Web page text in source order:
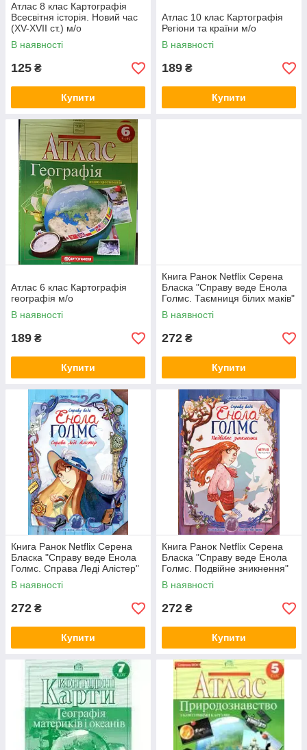
Атлас 8 клас Картографія
Всесвітня історія. Новий час
(XV-XVII ст.) м/о
В наявності
125 ₴
Купити
Атлас 10 клас Картографія
Регіони та країни м/о
В наявності
189 ₴
Купити
Атлас 6 клас Картографія
географія м/о
В наявності
189 ₴
Купити
Книга Ранок Netflix Серена
Бласка "Справу веде Енола
Голмс. Таємниця білих маків"
Книга 3 т/о
В наявності
272 ₴
Купити
Книга Ранок Netflix Серена
Бласка "Справу веде Енола
Голмс. Справа Леді Алістер"
Книга 2 т/о
В наявності
272 ₴
Купити
Книга Ранок Netflix Серена
Бласка "Справу веде Енола
Голмс. Подвійне зникнення"
Книга 1 т/о
В наявності
272 ₴
Купити